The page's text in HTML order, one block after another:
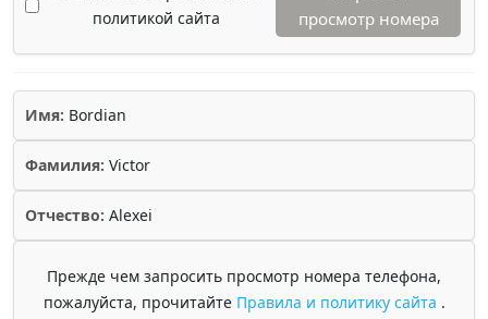
политикой сайта
просмотр номера
Имя: Bordian
Фамилия: Victor
Отчество: Alexei
Прежде чем запросить просмотр номера телефона,
пожалуйста, прочитайте Правила и политику сайта .